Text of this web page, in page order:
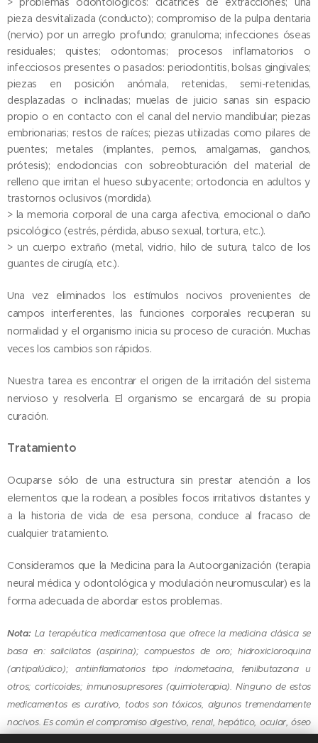
pieza desvitalizada (conducto); compromiso de la pulpa dentaria
(nervio) por un arreglo profundo; granuloma; infecciones óseas
residuales; quistes; odontomas; procesos inflamatorios o
infecciosos presentes o pasados: periodontitis, bolsas gingivales;
piezas en posición anómala, retenidas, semi-retenidas,
desplazadas o inclinadas; muelas de juicio sanas sin espacio
propio o en contacto con el canal del nervio mandibular; piezas
embrionarias; restos de raíces; piezas utilizadas como pilares de
puentes; metales (implantes, pernos, amalgamas, ganchos,
prótesis); endodoncias con sobreobturación del material de
relleno que irritan el hueso subyacente; ortodoncia en adultos y
trastornos oclusivos (mordida).
> la memoria corporal de una carga afectiva, emocional o daño
psicológico (estrés, pérdida, abuso sexual, tortura, etc.).
> un cuerpo extraño (metal, vidrio, hilo de sutura, talco de los
guantes de cirugía, etc.).
Una vez eliminados los estímulos nocivos provenientes de
campos interferentes, las funciones corporales recuperan su
normalidad y el organismo inicia su proceso de curación. Muchas
veces los cambios son rápidos.
Nuestra tarea es encontrar el origen de la irritación del sistema
nervioso y resolverla. El organismo se encargará de su propia
curación.
Tratamiento
Ocuparse sólo de una estructura sin prestar atención a los
elementos que la rodean, a posibles focos irritativos distantes y
a la historia de vida de esa persona, conduce al fracaso de
cualquier tratamiento.
Consideramos que la Medicina para la Autoorganización (terapia
neural médica y odontológica y modulación neuromuscular) es la
forma adecuada de abordar estos problemas.
Nota: La terapéutica medicamentosa que ofrece la medicina clásica se
basa en: salicilatos (aspirina); compuestos de oro; hidroxicloroquina
(antipalúdico); antiinflamatorios tipo indometacina, fenilbutazona u
otros; corticoides; inmunosupresores (quimioterapia). Ninguno de estos
medicamentos es curativo, todos son tóxicos, algunos tremendamente
nocivos. Es común el compromiso digestivo, renal, hepático, ocular, óseo